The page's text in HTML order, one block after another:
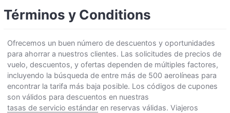
Términos y Conditions
Ofrecemos un buen número de descuentos y oportunidades
para ahorrar a nuestros clientes. Las solicitudes de precios de
vuelo, descuentos, y ofertas dependen de múltiples factores,
incluyendo la búsqueda de entre más de 500 aerolíneas para
encontrar la tarifa más baja posible. Los códigos de cupones
son válidos para descuentos en nuestras
tasas de servicio estándar en reservas válidas. Viajeros